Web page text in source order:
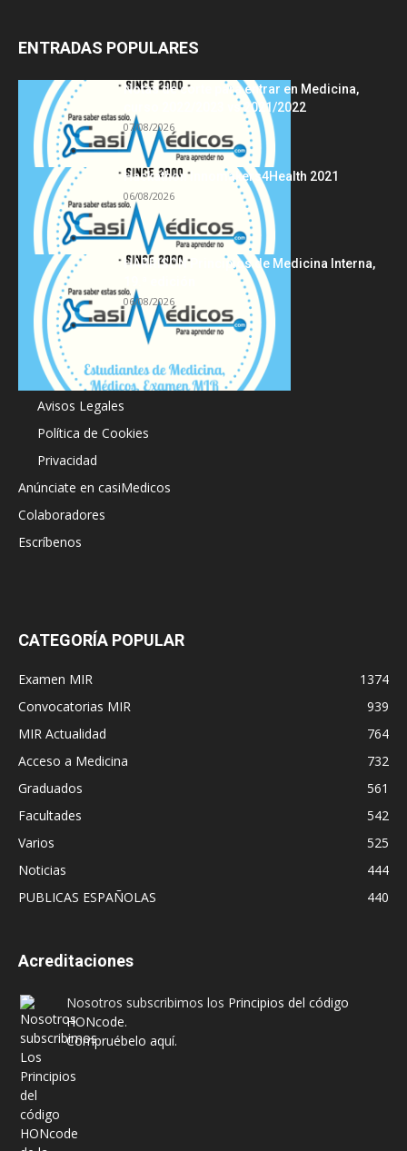
ENTRADAS POPULARES
Notas de corte para entrar en Medicina,
curso 2022/2023 vs 2021/2022
07/08/2026
Hackathon Innomakers4Health 2021
06/08/2026
HARRISON Principios de Medicina Interna,
06/08/2026
Acerca de
Avisos Legales
Política de Cookies
Privacidad
Anúnciate en casiMedicos
Colaboradores
Escríbenos
CATEGORÍA POPULAR
Examen MIR
1374
Convocatorias MIR
939
MIR Actualidad
764
Acceso a Medicina
732
Graduados
561
Facultades
542
Varios
525
Noticias
444
PUBLICAS ESPAÑOLAS
440
Acreditaciones
Nosotros subscribimos los Principios del código
HONcode.
Compruébelo aquí.